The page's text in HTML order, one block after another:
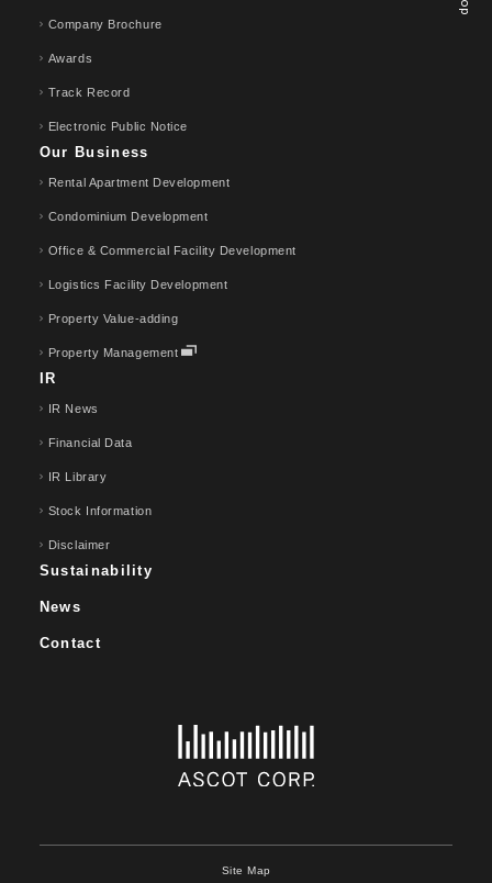
Company Brochure
Awards
Track Record
Electronic Public Notice
Our Business
Rental Apartment Development
Condominium Development
Office & Commercial Facility Development
Logistics Facility Development
Property Value-adding
Property Management
IR
IR News
Financial Data
IR Library
Stock Information
Disclaimer
Sustainability
News
Contact
Site Map